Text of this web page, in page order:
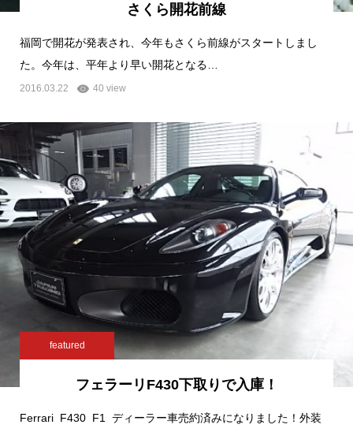
さくら開花前線
福岡で開花が発表され、今年もさくら前線がスタートしまし
た。今年は、平年より早い開花となる…
2016.03.22 40 view
featured
フェラーリF430下取りで入庫！
Ferrari F430 F1 ディーラー車売約済みになりました！外装